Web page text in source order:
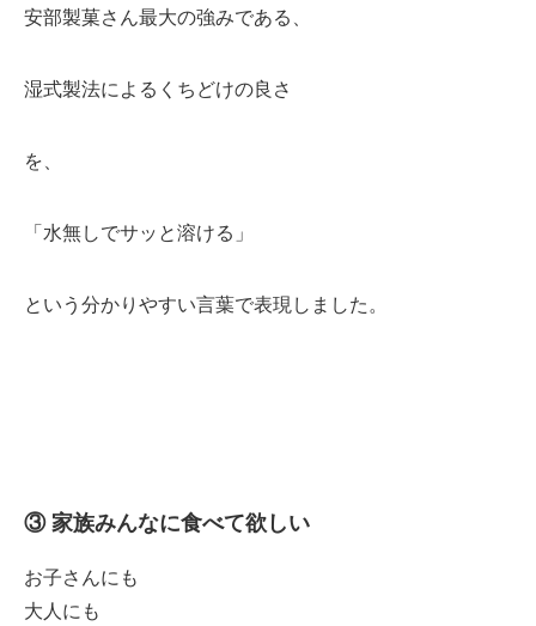
安部製菓さん最大の強みである、
湿式製法によるくちどけの良さ
を、
「水無しでサッと溶ける」
という分かりやすい言葉で表現しました。
③ 家族みんなに食べて欲しい
お子さんにも
大人にも